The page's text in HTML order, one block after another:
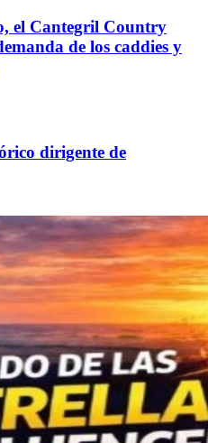
el Cantegril Country
de los caddies y
dirigente de